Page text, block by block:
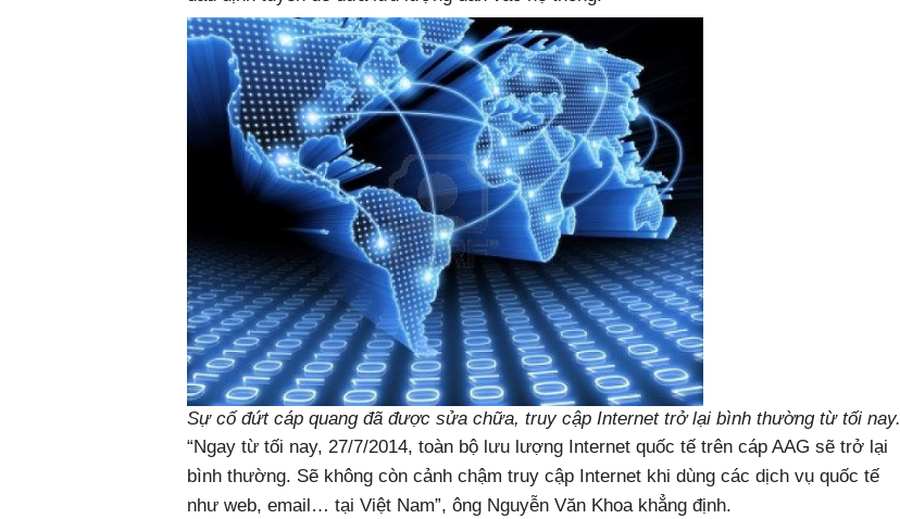
Sự cố đứt cáp quang đã được sửa chữa, truy cập Internet trở lại bình thường từ tối nay.
“Ngay từ tối nay, 27/7/2014, toàn bộ lưu lượng Internet quốc tế trên cáp AAG sẽ trở lại
bình thường. Sẽ không còn cảnh chậm truy cập Internet khi dùng các dịch vụ quốc tế
như web, email… tại Việt Nam”, ông Nguyễn Văn Khoa khẳng định.